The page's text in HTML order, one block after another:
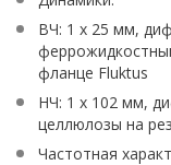
ВЧ: 1 х 25 мм,
фланце Fluktus
НЧ: 1 х 102 мм,
целлюлозы на
Частотная